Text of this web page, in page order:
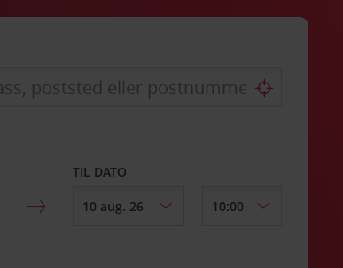
TIL DATO